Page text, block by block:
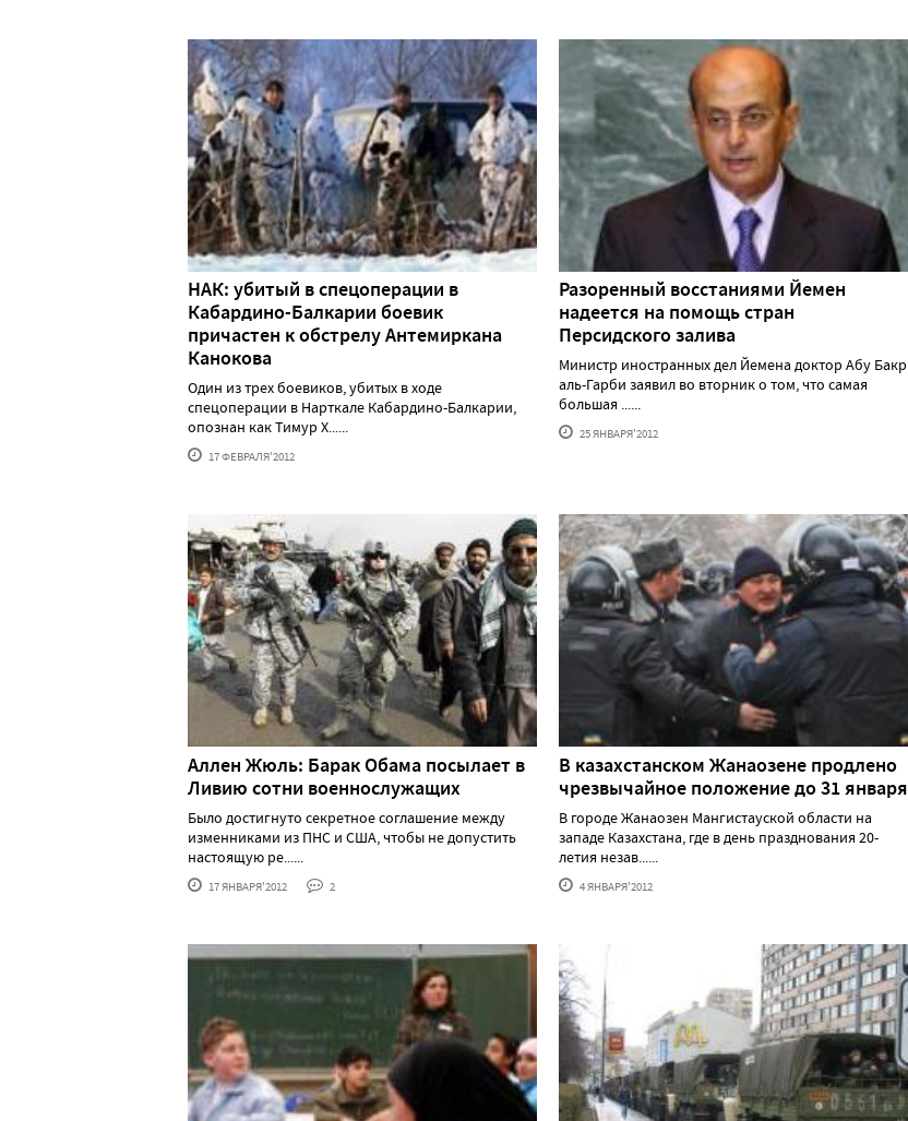
НАК: убитый в спецоперации в
Кабардино-Балкарии боевик
причастен к обстрелу Антемиркана
Канокова
Один из трех боевиков, убитых в ходе
спецоперации в Нарткале Кабардино-Балкарии,
опознан как Тимур Х......
17 ФЕВРАЛЯ'2012
Разоренный восстаниями Йемен
надеется на помощь стран
Персидского залива
Министр иностранных дел Йемена доктор Абу Бакр
аль-Гарби заявил во вторник о том, что самая
большая ......
25 ЯНВАРЯ'2012
Аллен Жюль: Барак Обама посылает в
Ливию сотни военнослужащих
Было достигнуто секретное соглашение между
изменниками из ПНС и США, чтобы не допустить
настоящую ре......
17 ЯНВАРЯ'2012 2
В казахстанском Жанаозене продлено
чрезвычайное положение до 31 января
В городе Жанаозен Мангистауской области на
западе Казахстана, где в день празднования 20-
летия незав......
4 ЯНВАРЯ'2012